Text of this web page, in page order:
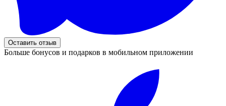
Оставить отзыв
Больше бонусов и подарков в мобильном приложении